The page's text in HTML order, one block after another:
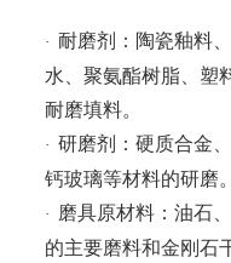
· 耐磨剂：陶瓷釉料
水、聚氨酯树脂、塑
耐磨填料。
· 研磨剂：硬质合金
钙玻璃等材料的研磨。
·
磨具原材料：油石
的主要磨料和金刚石